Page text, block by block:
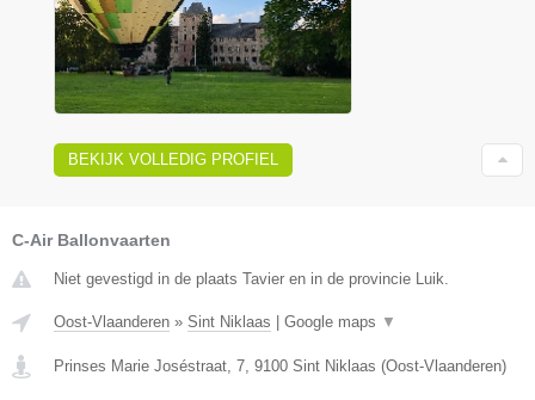
BEKIJK VOLLEDIG PROFIEL
C-Air Ballonvaarten
Niet gevestigd in de plaats Tavier en in de provincie Luik.
Oost-Vlaanderen » Sint Niklaas Google maps ▼
Prinses Marie Joséstraat, 7, 9100 Sint Niklaas (Oost-Vlaanderen)